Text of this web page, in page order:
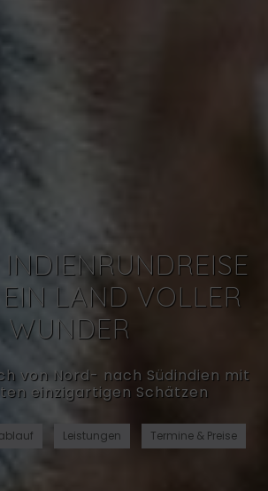
D
LAND VOLLER W
UNDER
von Nord- nach Südindien mit
einzigartigen Schätzen
Leistungen Termine & Preise